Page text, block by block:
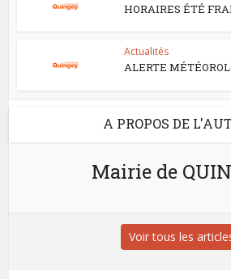
HORAIRES ÉTÉ
Actualités
ALERTE
A PROPOS DE
Mairie de
Voir tous les